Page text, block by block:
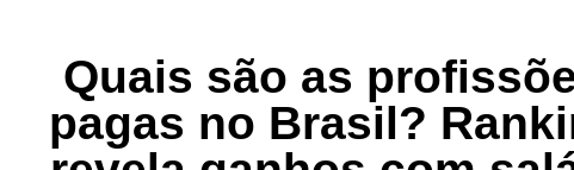
Quais são as
pagas no Brasil?